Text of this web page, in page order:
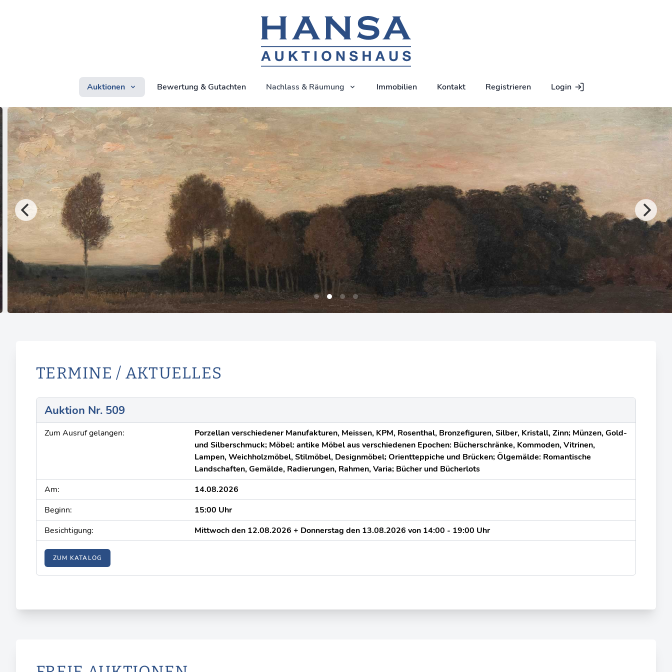
Auktionen Bewertung & Gutachten Nachlass & Räumung Immobilien Kontakt Registrieren Login
TERMINE / AKTUELLES
Auktion Nr. 509
Zum Ausruf gelangen:
Porzellan verschiedener Manufakturen, Meissen, KPM, Rosenthal, Bronzefiguren, Silber, Kristall, Zinn; Münzen, Gold-
und Silberschmuck; Möbel: antike Möbel aus verschiedenen Epochen: Bücherschränke, Kommoden, Vitrinen,
Lampen, Weichholzmöbel, Stilmöbel, Designmöbel; Orientteppiche und Brücken; Ölgemälde: Romantische
Landschaften, Gemälde, Radierungen, Rahmen, Varia; Bücher und Bücherlots
Am:
14.08.2026
Beginn:
15:00 Uhr
Besichtigung:
Mittwoch den 12.08.2026 + Donnerstag den 13.08.2026 von 14:00 - 19:00 Uhr
ZUM KATALOG